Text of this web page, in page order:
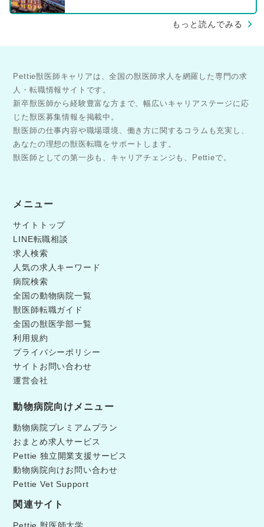
もっと読んでみる
Pettie獣医師キャリアは、全国の獣医師求人を網羅した専門の求
人・転職情報サイトです。
新卒獣医師から経験豊富な方まで、幅広いキャリアステージに応
じた獣医募集情報を掲載中。
獣医師の仕事内容や職場環境、働き方に関するコラムも充実し、
あなたの理想の獣医転職をサポートします。
獣医師としての第一歩も、キャリアチェンジも、Pettieで。
メニュー
サイトトップ
LINE転職相談
求人検索
人気の求人キーワード
病院検索
全国の動物病院一覧
獣医師転職ガイド
全国の獣医学部一覧
利用規約
プライバシーポリシー
サイトお問い合わせ
運営会社
動物病院向けメニュー
動物病院プレミアムプラン
おまとめ求人サービス
Pettie 独立開業支援サービス
動物病院向けお問い合わせ
Pettie Vet Support
関連サイト